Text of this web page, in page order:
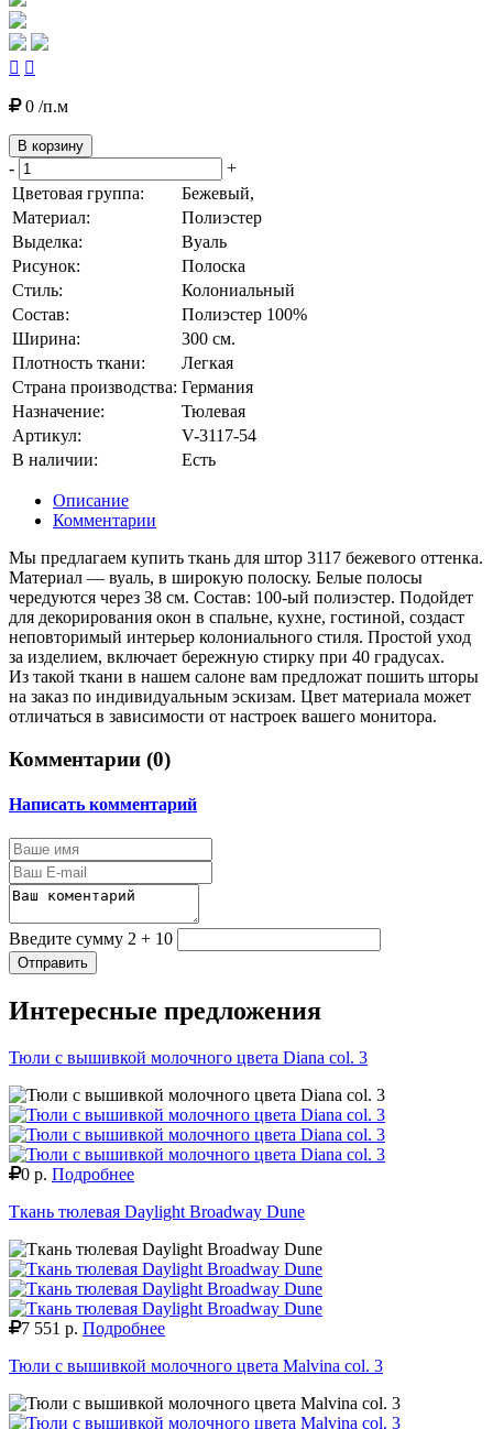
 
0 /п.м
В корзину
-
+
Цветовая группа:
Бежевый,
Материал:
Полиэстер
Выделка:
Вуаль
Рисунок:
Полоска
Стиль:
Колониальный
Состав:
Полиэстер 100%
Ширина:
300 см.
Плотность ткани:
Легкая
Страна производства: Германия
Назначение:
Тюлевая
Артикул:
V-3117-54
В наличии:
Есть
Описание
Комментарии
Мы предлагаем купить ткань для штор 3117 бежевого оттенка.
Материал — вуаль, в широкую полоску. Белые полосы
чередуются через 38 см. Состав: 100-ый полиэстер. Подойдет
для декорирования окон в спальне, кухне, гостиной, создаст
неповторимый интерьер колониального стиля. Простой уход
за изделием, включает бережную стирку при 40 градусах.
Из такой ткани в нашем салоне вам предложат пошить шторы
на заказ по индивидуальным эскизам. Цвет материала может
отличаться в зависимости от настроек вашего монитора.
Комментарии (0)
Написать комментарий
Введите сумму 2 + 10
Отправить
Интересные предложения
Тюли с вышивкой молочного цвета Diana col. 3
0 р. Подробнее
Ткань тюлевая Daylight Broadway Dune
7 551 р. Подробнее
Тюли с вышивкой молочного цвета Malvina col. 3